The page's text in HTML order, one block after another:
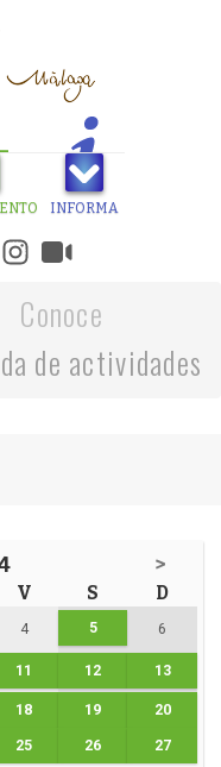
INFORMA
Conoce
de actividades
>
V S D
4 5 6
11 12 13
18 19 20
25 26 27